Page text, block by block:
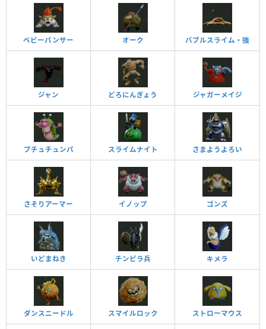
ベビーパンサー オーク バブルスライム・強
ジャン どろにんぎょう ジャガーメイジ
ブチュチュンパ スライムナイト さまようよろい
さそりアーマー イノップ ゴンズ
いどまねき チンピラ兵 キメラ
ダンスニードル スマイルロック ストローマウス